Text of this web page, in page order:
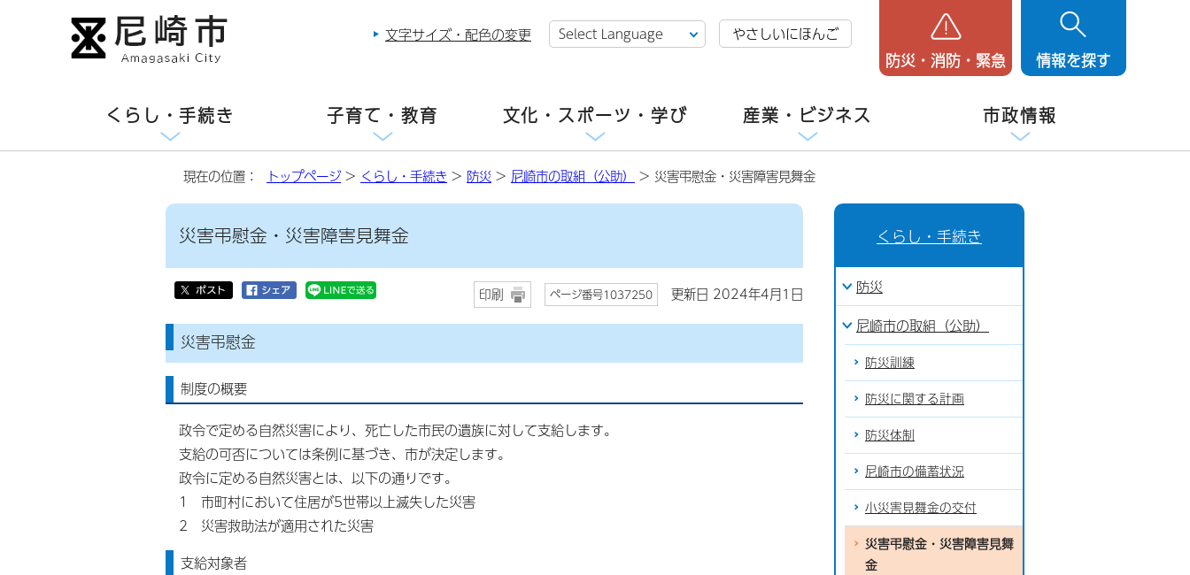
文字サイズ・配色の変更 やさしいにほんご
防災・消防・緊急 情報を探す
くらし・手続き 子育て・教育 文化・スポーツ・学び 産業・ビジネス 市政情報
現在の位置： トップページ> くらし・手続き > 防災 > 尼崎市の取組（公助） > 災害弔慰金・災害障害見舞金
災害弔慰金・災害障害見舞金
印刷 ページ番号1037250 更新日 2024年4月1日
災害弔慰金
制度の概要
政令で定める自然災害により、死亡した市民の遺族に対して支給します。
支給の可否については条例に基づき、市が決定します。
政令に定める自然災害とは、以下の通りです。
1 市町村において住居が5世帯以上滅失した災害
2 災害救助法が適用された災害
支給対象者
くらし・手続き
防災
尼崎市の取組（公助）
防災訓練
防災に関する計画
防災体制
尼崎市の備蓄状況
小災害見舞金の交付
災害弔慰金・災害障害見舞
金